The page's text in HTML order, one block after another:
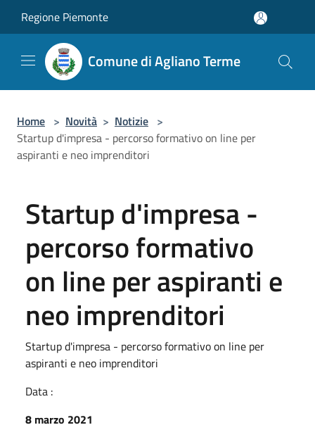
Regione Piemonte
Comune di Agliano Terme
Home > Novità > Notizie >
Startup d'impresa - percorso formativo on line per
aspiranti e neo imprenditori
Startup d'impresa -
percorso formativo
on line per aspiranti e
neo imprenditori
Startup d'impresa - percorso formativo on line per
aspiranti e neo imprenditori
Data :
8 marzo 2021